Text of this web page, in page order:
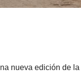
nueva edición de la